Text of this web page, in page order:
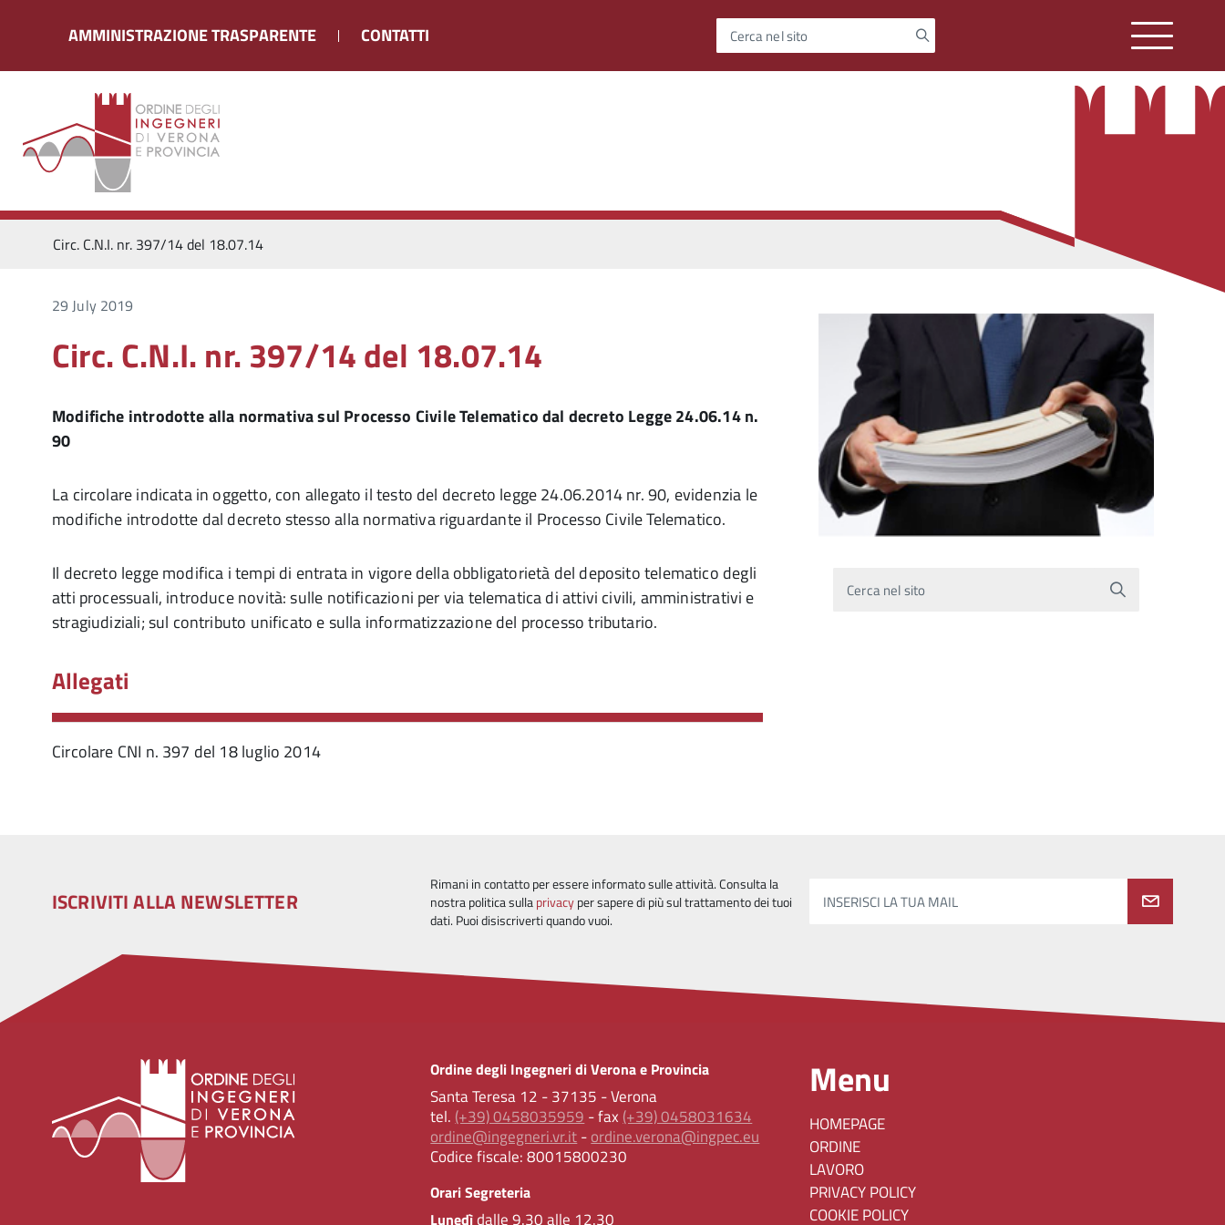
AMMINISTRAZIONE TRASPARENTE CONTATTI Cerca nel sito
Circ. C.N.I. nr. 397/14 del 18.07.14
29 July 2019
Circ. C.N.I. nr. 397/14 del 18.07.14
Modifiche introdotte alla normativa sul Processo Civile Telematico dal decreto Legge 24.06.14 n.
90
La circolare indicata in oggetto, con allegato il testo del decreto legge 24.06.2014 nr. 90, evidenzia le
modifiche introdotte dal decreto stesso alla normativa riguardante il Processo Civile Telematico.
Il decreto legge modifica i tempi di entrata in vigore della obbligatorietà del deposito telematico degli
atti processuali, introduce novità: sulle notificazioni per via telematica di attivi civili, amministrativi e
stragiudiziali; sul contributo unificato e sulla informatizzazione del processo tributario.
Allegati
Circolare CNI n. 397 del 18 luglio 2014
Cerca nel sito
ISCRIVITI ALLA NEWSLETTER
Rimani in contatto per essere informato sulle attività. Consulta la
nostra politica sullaprivacyper sapere di più sul trattamento dei tuoi
dati. Puoi disiscriverti quando vuoi.
INSERISCI LA TUA MAIL
Ordine degli Ingegneri di Verona e Provincia
Santa Teresa 12 - 37135 - Verona
tel. (+39) 0458035959 - fax (+39) 0458031634
ordine@ingegneri.vr.it-ordine.verona@ingpec.eu
Codice fiscale:80015800230
Orari Segreteria
Lunedìdalle 9.30 alle 12.30
Menu
HOMEPAGE
ORDINE
LAVORO
PRIVACY POLICY
COOKIE POLICY